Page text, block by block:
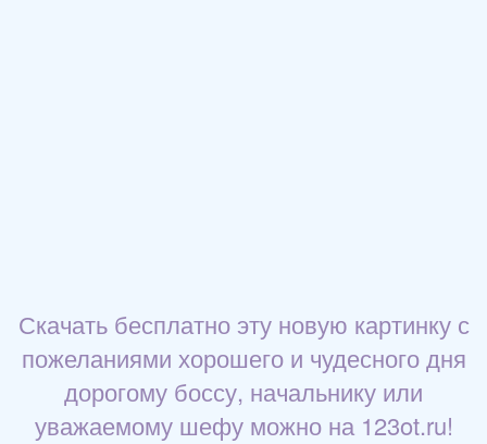
Скачать бесплатно эту новую картинку с
пожеланиями хорошего и чудесного дня
дорогому боссу, начальнику или
уважаемому шефу можно на 123ot.ru!